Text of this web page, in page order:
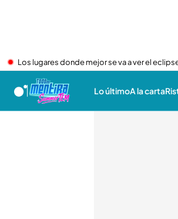
Los lugares donde mejor se va a ver el
Lo últimoA la carta